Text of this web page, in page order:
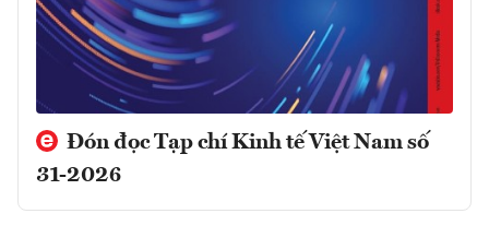
Đón đọc Tạp chí Kinh tế Việt Nam số
31-2026